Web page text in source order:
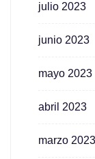
julio 2023
junio 2023
mayo 2023
abril 2023
marzo 2023